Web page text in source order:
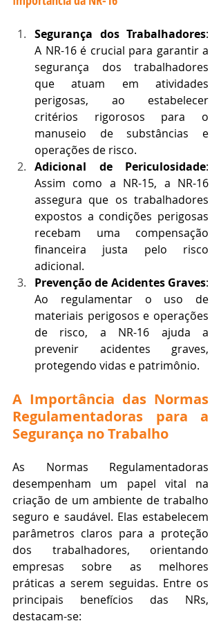
Segurança dos Trabalhadores:
A NR-16 é crucial para garantir a
segurança dos trabalhadores
que atuam em atividades
perigosas, ao estabelecer
critérios rigorosos para o
manuseio de substâncias e
operações de risco.
Adicional de Periculosidade:
Assim como a NR-15, a NR-16
assegura que os trabalhadores
expostos a condições perigosas
recebam uma compensação
financeira justa pelo risco
adicional.
Prevenção de Acidentes Graves:
Ao regulamentar o uso de
materiais perigosos e operações
de risco, a NR-16 ajuda a
prevenir acidentes graves,
protegendo vidas e patrimônio.
A Importância das Normas
Regulamentadoras para a
Segurança no Trabalho
As Normas Regulamentadoras
desempenham um papel vital na
criação de um ambiente de trabalho
seguro e saudável. Elas estabelecem
parâmetros claros para a proteção
dos trabalhadores, orientando
empresas sobre as melhores
práticas a serem seguidas. Entre os
principais benefícios das NRs,
destacam-se: